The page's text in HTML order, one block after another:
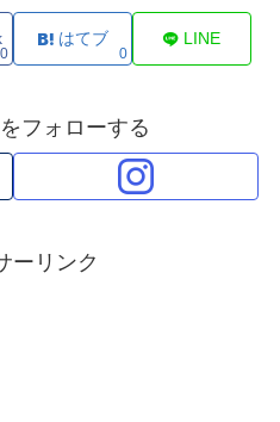
0
はてブ
0
LINE
フォローする
ーリンク